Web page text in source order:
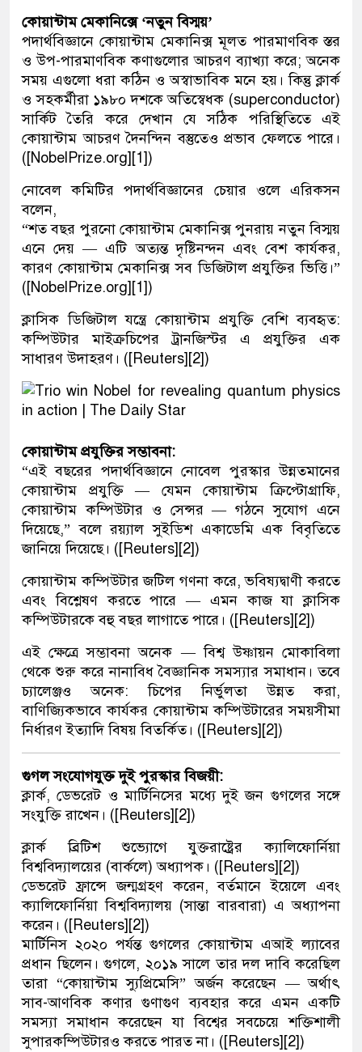
কোয়ান্টাম মেকানিক্সে ‘নতুন বিস্ময়’
পদার্থবিজ্ঞানে কোয়ান্টাম মেকানিক্স মূলত পারমাণবিক স্তর
ও উপ-পারমাণবিক কণাগুলোর আচরণ ব্যাখ্যা করে; অনেক
সময় এগুলো ধরা কঠিন ও অস্বাভাবিক মনে হয়। কিন্তু ক্লার্ক
ও সহকর্মীরা ১৯৮০ দশকে অতিস্বেধক (superconductor)
সার্কিট তৈরি করে দেখান যে সঠিক পরিস্থিতিতে এই
কোয়ান্টাম আচরণ দৈনন্দিন বস্তুতেও প্রভাব ফেলতে পারে।
([NobelPrize.org][1])
নোবেল কমিটির পদার্থবিজ্ঞানের চেয়ার ওলে এরিকসন
বলেন,
“শত বছর পুরনো কোয়ান্টাম মেকানিক্স পুনরায় নতুন বিস্ময়
এনে দেয় — এটি অত্যন্ত দৃষ্টিনন্দন এবং বেশ কার্যকর,
কারণ কোয়ান্টাম মেকানিক্স সব ডিজিটাল প্রযুক্তির ভিত্তি।”
([NobelPrize.org][1])
ক্লাসিক ডিজিটাল যন্ত্রে কোয়ান্টাম প্রযুক্তি বেশি ব্যবহৃত:
কম্পিউটার মাইক্রচিপের ট্রানজিস্টর এ প্রযুক্তির এক
সাধারণ উদাহরণ। ([Reuters][2])
কোয়ান্টাম প্রযুক্তির সম্ভাবনা:
“এই বছরের পদার্থবিজ্ঞানে নোবেল পুরস্কার উন্নতমানের
কোয়ান্টাম প্রযুক্তি — যেমন কোয়ান্টাম ক্রিপ্টোগ্রাফি,
কোয়ান্টাম কম্পিউটার ও সেন্সর — গঠনে সুযোগ এনে
দিয়েছে,” বলে রয়্যাল সুইডিশ একাডেমি এক বিবৃতিতে
জানিয়ে দিয়েছে। ([Reuters][2])
কোয়ান্টাম কম্পিউটার জটিল গণনা করে, ভবিষ্যদ্বাণী করতে
এবং বিশ্লেষণ করতে পারে — এমন কাজ যা ক্লাসিক
কম্পিউটারকে বহু বছর লাগাতে পারে। ([Reuters][2])
এই ক্ষেত্রে সম্ভাবনা অনেক — বিশ্ব উষ্ণায়ন মোকাবিলা
থেকে শুরু করে নানাবিধ বৈজ্ঞানিক সমস্যার সমাধান। তবে
চ্যালেঞ্জও অনেক: চিপের নির্ভুলতা উন্নত করা,
বাণিজ্যিকভাবে কার্যকর কোয়ান্টাম কম্পিউটারের সময়সীমা
নির্ধারণ ইত্যাদি বিষয় বিতর্কিত। ([Reuters][2])
গুগল সংযোগযুক্ত দুই পুরস্কার বিজয়ী:
ক্লার্ক, ডেভরেট ও মার্টিনিসের মধ্যে দুই জন গুগলের সঙ্গে
সংযুক্তি রাখেন। ([Reuters][2])
ক্লার্ক ব্রিটিশ শুভ্যোগে যুক্তরাষ্ট্রের ক্যালিফোর্নিয়া
বিশ্ববিদ্যালয়ের (বার্কলে) অধ্যাপক। ([Reuters][2])
ডেভরেট ফ্রান্সে জন্মগ্রহণ করেন, বর্তমানে ইয়েলে এবং
ক্যালিফোর্নিয়া বিশ্ববিদ্যালয় (সান্তা বারবারা) এ অধ্যাপনা
করেন। ([Reuters][2])
মার্টিনিস ২০২০ পর্যন্ত গুগলের কোয়ান্টাম এআই ল্যাবের
প্রধান ছিলেন। গুগলে, ২০১৯ সালে তার দল দাবি করেছিল
তারা “কোয়ান্টাম স্যুপ্রিমেসি” অর্জন করেছেন — অর্থাৎ
সাব-আণবিক কণার গুণাগুণ ব্যবহার করে এমন একটি
সমস্যা সমাধান করেছেন যা বিশ্বের সবচেয়ে শক্তিশালী
সুপারকম্পিউটারও করতে পারত না। ([Reuters][2])